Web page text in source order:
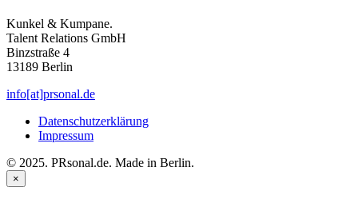
Kunkel & Kumpane.
Talent Relations GmbH
Binzstraße 4
13189 Berlin
info[at]prsonal.de
Datenschutzerklärung
Impressum
© 2025. PRsonal.de. Made in Berlin.
×